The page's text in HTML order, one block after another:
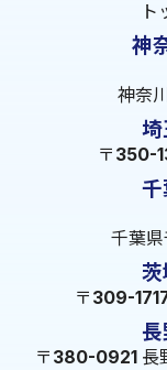
ト
神
神奈
埼
〒350-
千
千葉
茨
〒309-
〒380-0921 長